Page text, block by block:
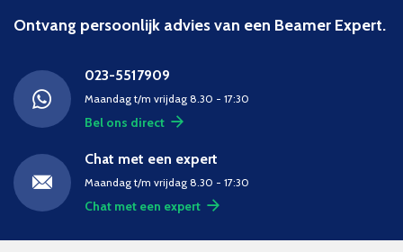
Ontvang persoonlijk advies van een Beamer Expert.
023-5517909
Maandag t/m vrijdag 8.30 - 17:30
Bel ons direct
Chat met een expert
Maandag t/m vrijdag 8.30 - 17:30
Chat met een expert